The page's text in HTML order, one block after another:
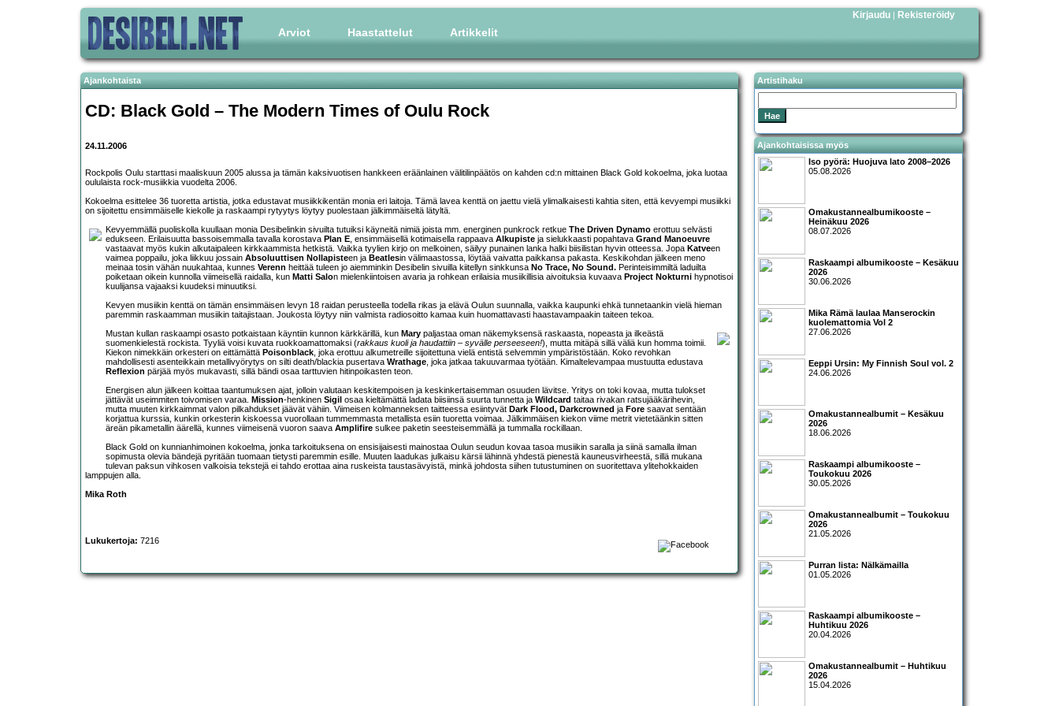
Arviot Haastattelut Artikkelit
Kirjaudu | Rekisteröidy
Ajankohtaista
CD: Black Gold – The Modern Times of Oulu Rock
24.11.2006
Rockpolis Oulu starttasi maaliskuun 2005 alussa ja tämän kaksivuotisen hankkeen eräänlainen välitilinpäätös on kahden cd:n mittainen Black Gold kokoelma, joka luotaa
oululaista rock-musiikkia vuodelta 2006.
Kokoelma esittelee 36 tuoretta artistia, jotka edustavat musiikkikentän monia eri laitoja. Tämä lavea kenttä on jaettu vielä ylimalkaisesti kahtia siten, että kevyempi musiikki
on sijoitettu ensimmäiselle kiekolle ja raskaampi rytyytys löytyy puolestaan jälkimmäiseltä lätyltä.
Kevyemmällä puoliskolla kuullaan monia Desibelinkin sivuilta tutuiksi käyneitä nimiä joista mm. energinen punkrock retkue The Driven Dynamo erottuu selvästi
edukseen. Erilaisuutta bassoisemmalla tavalla korostava Plan E, ensimmäisellä kotimaisella rappaava Alkupiste ja sielukkaasti popahtava Grand Manoeuvre
vastaavat myös kukin alkutaipaleen kirkkaammista hetkistä. Vaikka tyylien kirjo on melkoinen, säilyy punainen lanka halki biisilistan hyvin otteessa. Jopa Katveen
vaimea poppailu, joka liikkuu jossain Absoluuttisen Nollapisteen ja Beatlesin välimaastossa, löytää vaivatta paikkansa pakasta. Keskikohdan jälkeen meno
meinaa tosin vähän nuukahtaa, kunnes Verenn heittää tuleen jo aiemminkin Desibelin sivuilla kiitellyn sinkkunsa No Trace, No Sound. Perinteisimmiltä laduilta
poiketaan oikein kunnolla viimeisellä raidalla, kun Matti Salon mielenkiintoisen avaria ja rohkean erilaisia musiikillisia aivoituksia kuvaava Project Nokturni hypnotisoi
kuulijansa vajaaksi kuudeksi minuutiksi.
Kevyen musiikin kenttä on tämän ensimmäisen levyn 18 raidan perusteella todella rikas ja elävä Oulun suunnalla, vaikka kaupunki ehkä tunnetaankin vielä hieman
paremmin raskaamman musiikin taitajistaan. Joukosta löytyy niin valmista radiosoitto kamaa kuin huomattavasti haastavampaakin taiteen tekoa.
Mustan kullan raskaampi osasto potkaistaan käyntiin kunnon kärkkärillä, kun Mary paljastaa oman näkemyksensä raskaasta, nopeasta ja ilkeästä
suomenkielestä rockista. Tyyliä voisi kuvata ruokkoamattomaksi (rakkaus kuoli ja haudattiin – syvälle perseeseen!), mutta mitäpä sillä väliä kun homma toimii.
Kiekon nimekkäin orkesteri on eittämättä Poisonblack, joka erottuu alkumetreille sijoitettuna vielä entistä selvemmin ympäristöstään. Koko revohkan
mahdollisesti asenteikkain metallivyörytys on silti death/blackia pusertava Wrathage, joka jatkaa takuuvarmaa työtään. Kimaltelevampaa mustuutta edustava
Reflexion pärjää myös mukavasti, sillä bändi osaa tarttuvien hitinpoikasten teon.
Energisen alun jälkeen koittaa taantumuksen ajat, jolloin valutaan keskitempoisen ja keskinkertaisemman osuuden lävitse. Yritys on toki kovaa, mutta tulokset
jättävät useimmiten toivomisen varaa. Mission-henkinen Sigil osaa kieltämättä ladata biisiinsä suurta tunnetta ja Wildcard taitaa rivakan ratsujääkärihevin,
mutta muuten kirkkaimmat valon pilkahdukset jäävät vähiin. Viimeisen kolmanneksen taitteessa esiintyvät Dark Flood, Darkcrowned ja Fore saavat sentään
korjattua kurssia, kunkin orkesterin kiskoessa vuorollaan tummemmasta metallista esiin tuoretta voimaa. Jälkimmäisen kiekon viime metrit vietetäänkin sitten
äreän pikametallin äärellä, kunnes viimeisenä vuoron saava Amplifire sulkee paketin seesteisemmällä ja tummalla rockillaan.
Black Gold on kunnianhimoinen kokoelma, jonka tarkoituksena on ensisijaisesti mainostaa Oulun seudun kovaa tasoa musiikin saralla ja siinä samalla ilman
sopimusta olevia bändejä pyritään tuomaan tietysti paremmin esille. Muuten laadukas julkaisu kärsii lähinnä yhdestä pienestä kauneusvirheestä, sillä mukana
tulevan paksun vihkosen valkoisia tekstejä ei tahdo erottaa aina ruskeista taustasävyistä, minkä johdosta siihen tutustuminen on suoritettava ylitehokkaiden
lamppujen alla.
Mika Roth
Lukukertoja: 7216
Artistihaku
Ajankohtaisissa myös
Iso pyörä: Huojuva lato 2008–2026
05.08.2026
Omakustannealbumikooste –
Heinäkuu 2026
08.07.2026
Raskaampi albumikooste – Kesäkuu
2026
30.06.2026
Mika Rämä laulaa Manserockin
kuolemattomia Vol 2
27.06.2026
Eeppi Ursin: My Finnish Soul vol. 2
24.06.2026
Omakustannealbumit – Kesäkuu
2026
18.06.2026
Raskaampi albumikooste –
Toukokuu 2026
30.05.2026
Omakustannealbumit – Toukokuu
2026
21.05.2026
Purran lista: Nälkämailla
01.05.2026
Raskaampi albumikooste –
Huhtikuu 2026
20.04.2026
Omakustannealbumit – Huhtikuu
2026
15.04.2026